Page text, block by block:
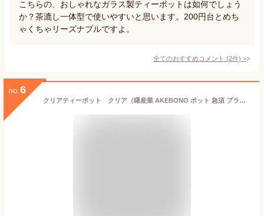
こちらの、おしゃれなガラス製ティーポットは如何でしょう
か？茶漉し一体型で使いやすいと思います。200円台とめち
ゃくちゃリーズナブルですよ。
全てのおすすめコメント (2件) >
no. 6
クリアティーポット クリア（曙産業 AKEBONO ポット 急須 プラスチック製 ガラス クリア ハーブティー キッチン テーブルウェア）TW-3713 4954267157136